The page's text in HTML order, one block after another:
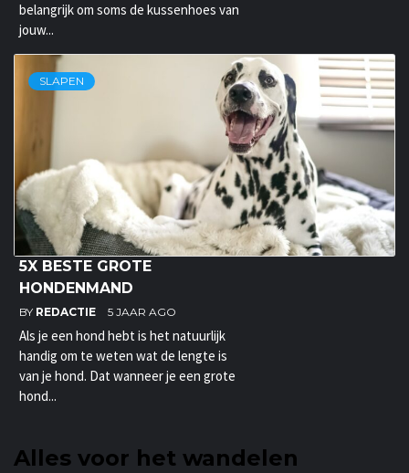
belangrijk om soms de kussenhoes van
jouw...
SLAPEN
5X BESTE GROTE
HONDENMAND
BY REDACTIE 5 JAAR AGO
Als je een hond hebt is het natuurlijk
handig om te weten wat de lengte is
van je hond. Dat wanneer je een grote
hond...
Alles voor het wandelen